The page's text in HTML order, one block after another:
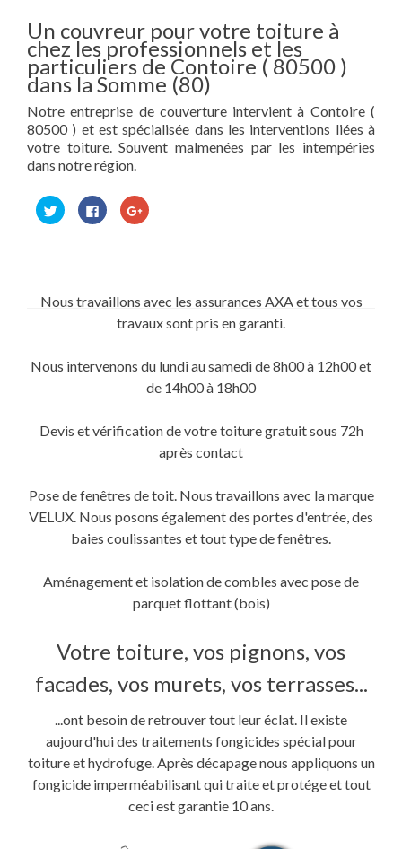
Un couvreur pour votre toiture à
chez les professionnels et les
particuliers de Contoire ( 80500 )
dans la Somme (80)
Notre entreprise de couverture intervient à Contoire (
80500 ) et est spécialisée dans les interventions liées à
votre toiture. Souvent malmenées par les intempéries
dans notre région.
Cliquez
pour
partager
Cliquez
pour
partager
Cliquez
pour
fenêtre)
Nous travaillons avec les assurances AXA et tous vos
travaux sont pris en garanti.
Nous intervenons du lundi au samedi de 8h00 à 12h00 et
de 14h00 à 18h00
Devis et vérification de votre toiture gratuit sous 72h
après contact
Pose de fenêtres de toit. Nous travaillons avec la marque
VELUX. Nous posons également des portes d'entrée, des
baies coulissantes et tout type de fenêtres.
Aménagement et isolation de combles avec pose de
parquet flottant (bois)
Votre toiture, vos pignons, vos
facades, vos murets, vos terrasses...
...ont besoin de retrouver tout leur éclat. Il existe
aujourd'hui des traitements fongicides spécial pour
toiture et hydrofuge. Après décapage nous appliquons un
fongicide imperméabilisant qui traite et protége et tout
ceci est garantie 10 ans.